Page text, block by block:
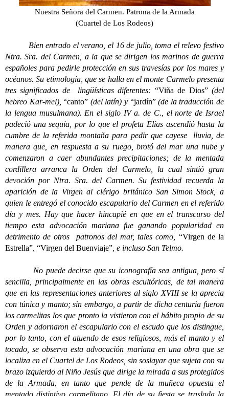
Nuestra Señora del Carmen. Patrona de la Armada
(Cuartel de Los Rodeos)
Bien entrado el verano, el 16 de julio, toma el relevo festivo
Ntra. Sra. del Carmen, a la que se dirigen los marinos de guerra
españoles para pedirle protección en sus travesías por los mares y
océanos. Su etimología, que se halla en el monte Carmelo presenta
tres significados de lingüísticas diferentes: “Viña de Dios”(del
hebreo Kar-mel),“canto” (del latín) y “jardín”(de la traducción de
la lengua musulmana). En el siglo IV a. de C., el norte de Israel
padeció una sequía, por lo que el profeta Elías ascendió hasta la
cumbre de la referida montaña para pedir que cayese lluvia, de
manera que, en respuesta a su ruego, brotó del mar una nube y
comenzaron a caer abundantes precipitaciones; de la mentada
cordillera arranca la Orden del Carmelo, la cual sintió gran
devoción por Ntra. Sra. del Carmen. Su festividad recuerda la
aparición de la Virgen al clérigo británico San Simon Stock, a
quien le entregó el conocido escapulario del Carmen en el referido
día y mes. Hay que hacer hincapié en que en el transcurso del
tiempo esta advocación mariana fue ganando popularidad en
detrimento de otros patronos del mar, tales como, “Virgen de la
Estrella” “Virgen del Buenviaje” , e incluso San Telmo.
No puede decirse que su iconografía sea antigua, pero sí
sencilla, principalmente en las obras escultóricas, de tal manera
que en las representaciones anteriores al siglo XVIII se la aprecia
con túnica y manto; sin embargo, a partir de dicha centuria fueron
los carmelitas los que pronto la vistieron con el hábito propio de su
Orden y adornaron el escapulario con el escudo que los distingue,
por lo tanto, con el atuendo de esos religiosos, más el manto y el
tocado, se observa esta advocación mariana en una obra que se
localiza en el Cuartel de Los Rodeos, sin soslayar que sujeta con su
brazo izquierdo al Niño Jesús que dirige la mirada a sus protegidos
de la Armada, en tanto que pende de la muñeca opuesta el
mentado distintivo carmelitano. El día de su fiesta se traslada la